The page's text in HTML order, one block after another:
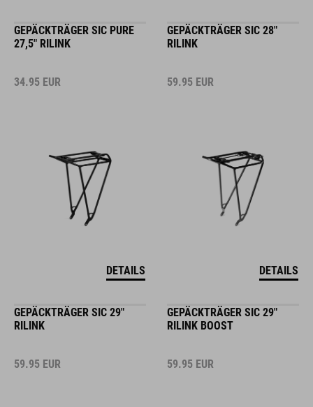
GEPÄCKTRÄGER SIC PURE
27,5" RILINK
34.95 EUR
DETAILS
GEPÄCKTRÄGER SIC 28"
RILINK
59.95 EUR
DETAILS
GEPÄCKTRÄGER SIC 29"
RILINK
59.95 EUR
GEPÄCKTRÄGER SIC 29"
RILINK BOOST
59.95 EUR